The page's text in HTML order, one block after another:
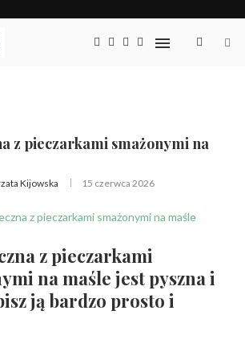
z pieczarkami smażonymi na
Kijowska 15 czerwca 2026
z pieczarkami
na maśle jest pyszna i
ją bardzo prosto i